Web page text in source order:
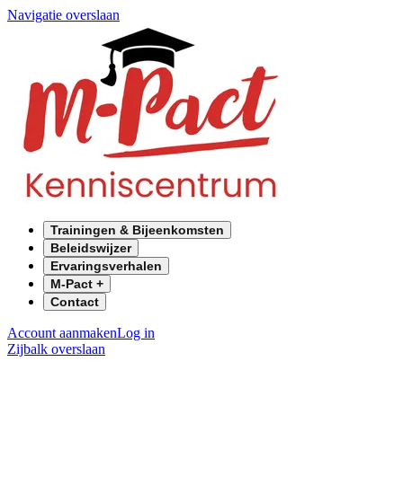
Navigatie overslaan
Trainingen & Bijeenkomsten
Beleidswijzer
Ervaringsverhalen
M-Pact +
Contact
Account aanmakenLog in
Zijbalk overslaan